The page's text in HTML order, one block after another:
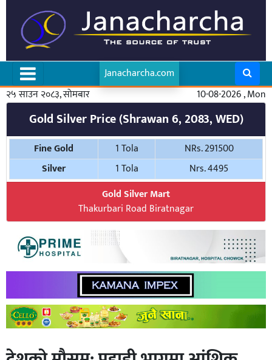
Janacharcha.com
२५ साउन २०८३, सोमबार
10-08-2026 , Mon
Gold Silver Price (Shrawan 6, 2083, WED)
Fine Gold 1 Tola
NRs. 291500
Silver
1 Tola
Nrs. 4495
Gold Silver Mart
Thakurbari Road Biratnagar